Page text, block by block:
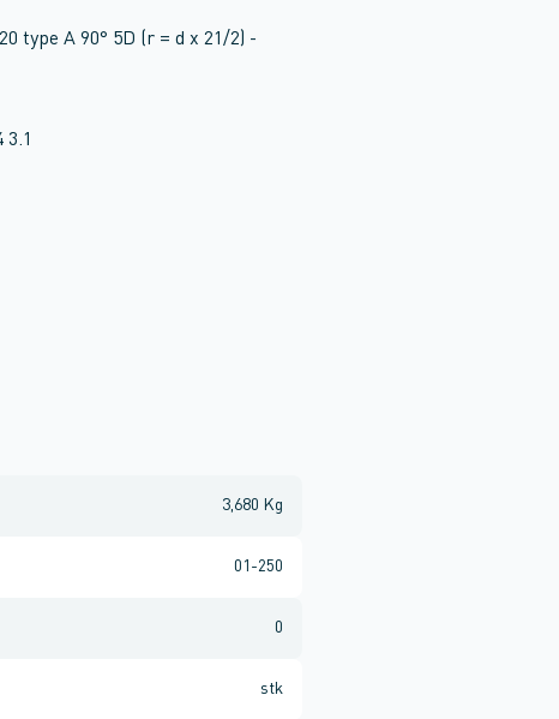
type A 90° 5D (r = d x 21/2) -
3,680 Kg
01-250
0
stk